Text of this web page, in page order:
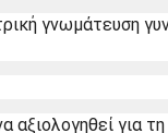
γνωμάτευση
αξιολογηθεί για